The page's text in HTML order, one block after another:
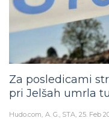
Za posledicami
pri Jelšah umrla
Hudo.com A. G., STA 25. Feb